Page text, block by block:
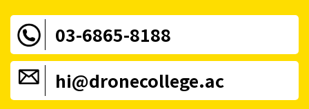
03-6865-8188
hi@dronecollege.ac